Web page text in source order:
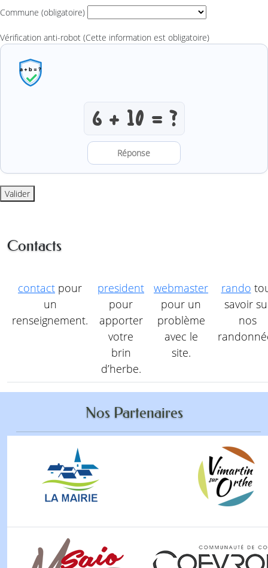
Commune (obligatoire)
Vérification anti-robot (Cette information est obligatoire)
Résoudre l’addition anti-robot
Valider
Contacts
contact pour
un
renseignement.
president
pour
apporter
votre
brin
d’herbe.
webmaster
pour un
problème
avec le
site.
rando
savoir
nos
Nos Partenaires